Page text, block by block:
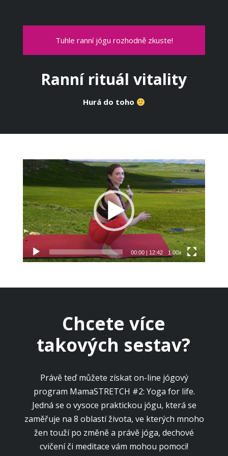
Tuhle ranní jógu rozhodně zkuste!
Ranní rituál vitality
Hurá do toho
Video
přehrávač
00:00 | 12:42 1.00x
Chcete více
takových sestav?
Právě teď můžete získat on-line jógový
program MamaSTRETCH #2: Yoga for life.
Jedná se o vysoce praktickou jógu, která se
zaměřuje na 8 oblastí života, ve kterých mnoho
žen touží po změně a právě jóga, dechové
cvičení či meditace vám mohou pomoci!